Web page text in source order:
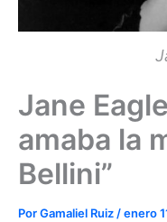
Jane
amaba la
Bellini”
PorGamaliel Ruiz/enero